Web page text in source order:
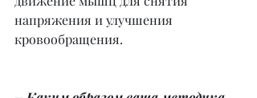
напряжения и улучшения
кровообращения.